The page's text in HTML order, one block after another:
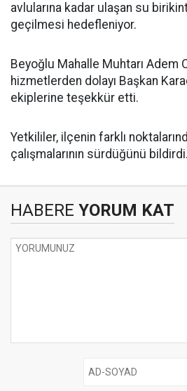
avlularına kadar ulaşan su
geçilmesi hedefleniyor.
Beyoğlu Mahalle Muhtarı Adem
hizmetlerden dolayı Başkan
ekiplerine teşekkür etti.
Yetkililer, ilçenin farklı
çalışmalarının sürdüğünü bildirdi.
HABERE YORUM KAT